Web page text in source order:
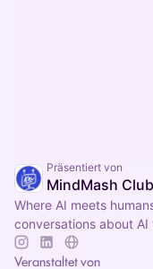
Präsentiert von
MindMash Club
Where AI meets
conversations about
Veranstaltet von